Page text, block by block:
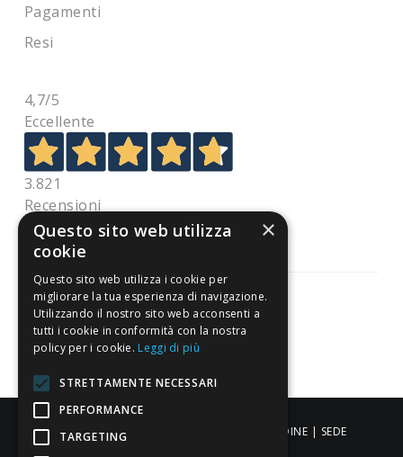
Pagamenti
Resi
4,7/5
Eccellente
3.821
Recensioni
Pagamenti sicuri
ALDIGIÙ S.R.L. | Via Cortazzis 15 33100 - UDINE | SEDE
×
Questo sito web utilizza
cookie
Questo sito web utilizza i cookie per
migliorare la tua esperienza di navigazione.
Utilizzando il nostro sito web acconsenti a
tutti i cookie in conformità con la nostra
policy per i cookie. Leggi di più
STRETTAMENTE NECESSARI
PERFORMANCE
TARGETING